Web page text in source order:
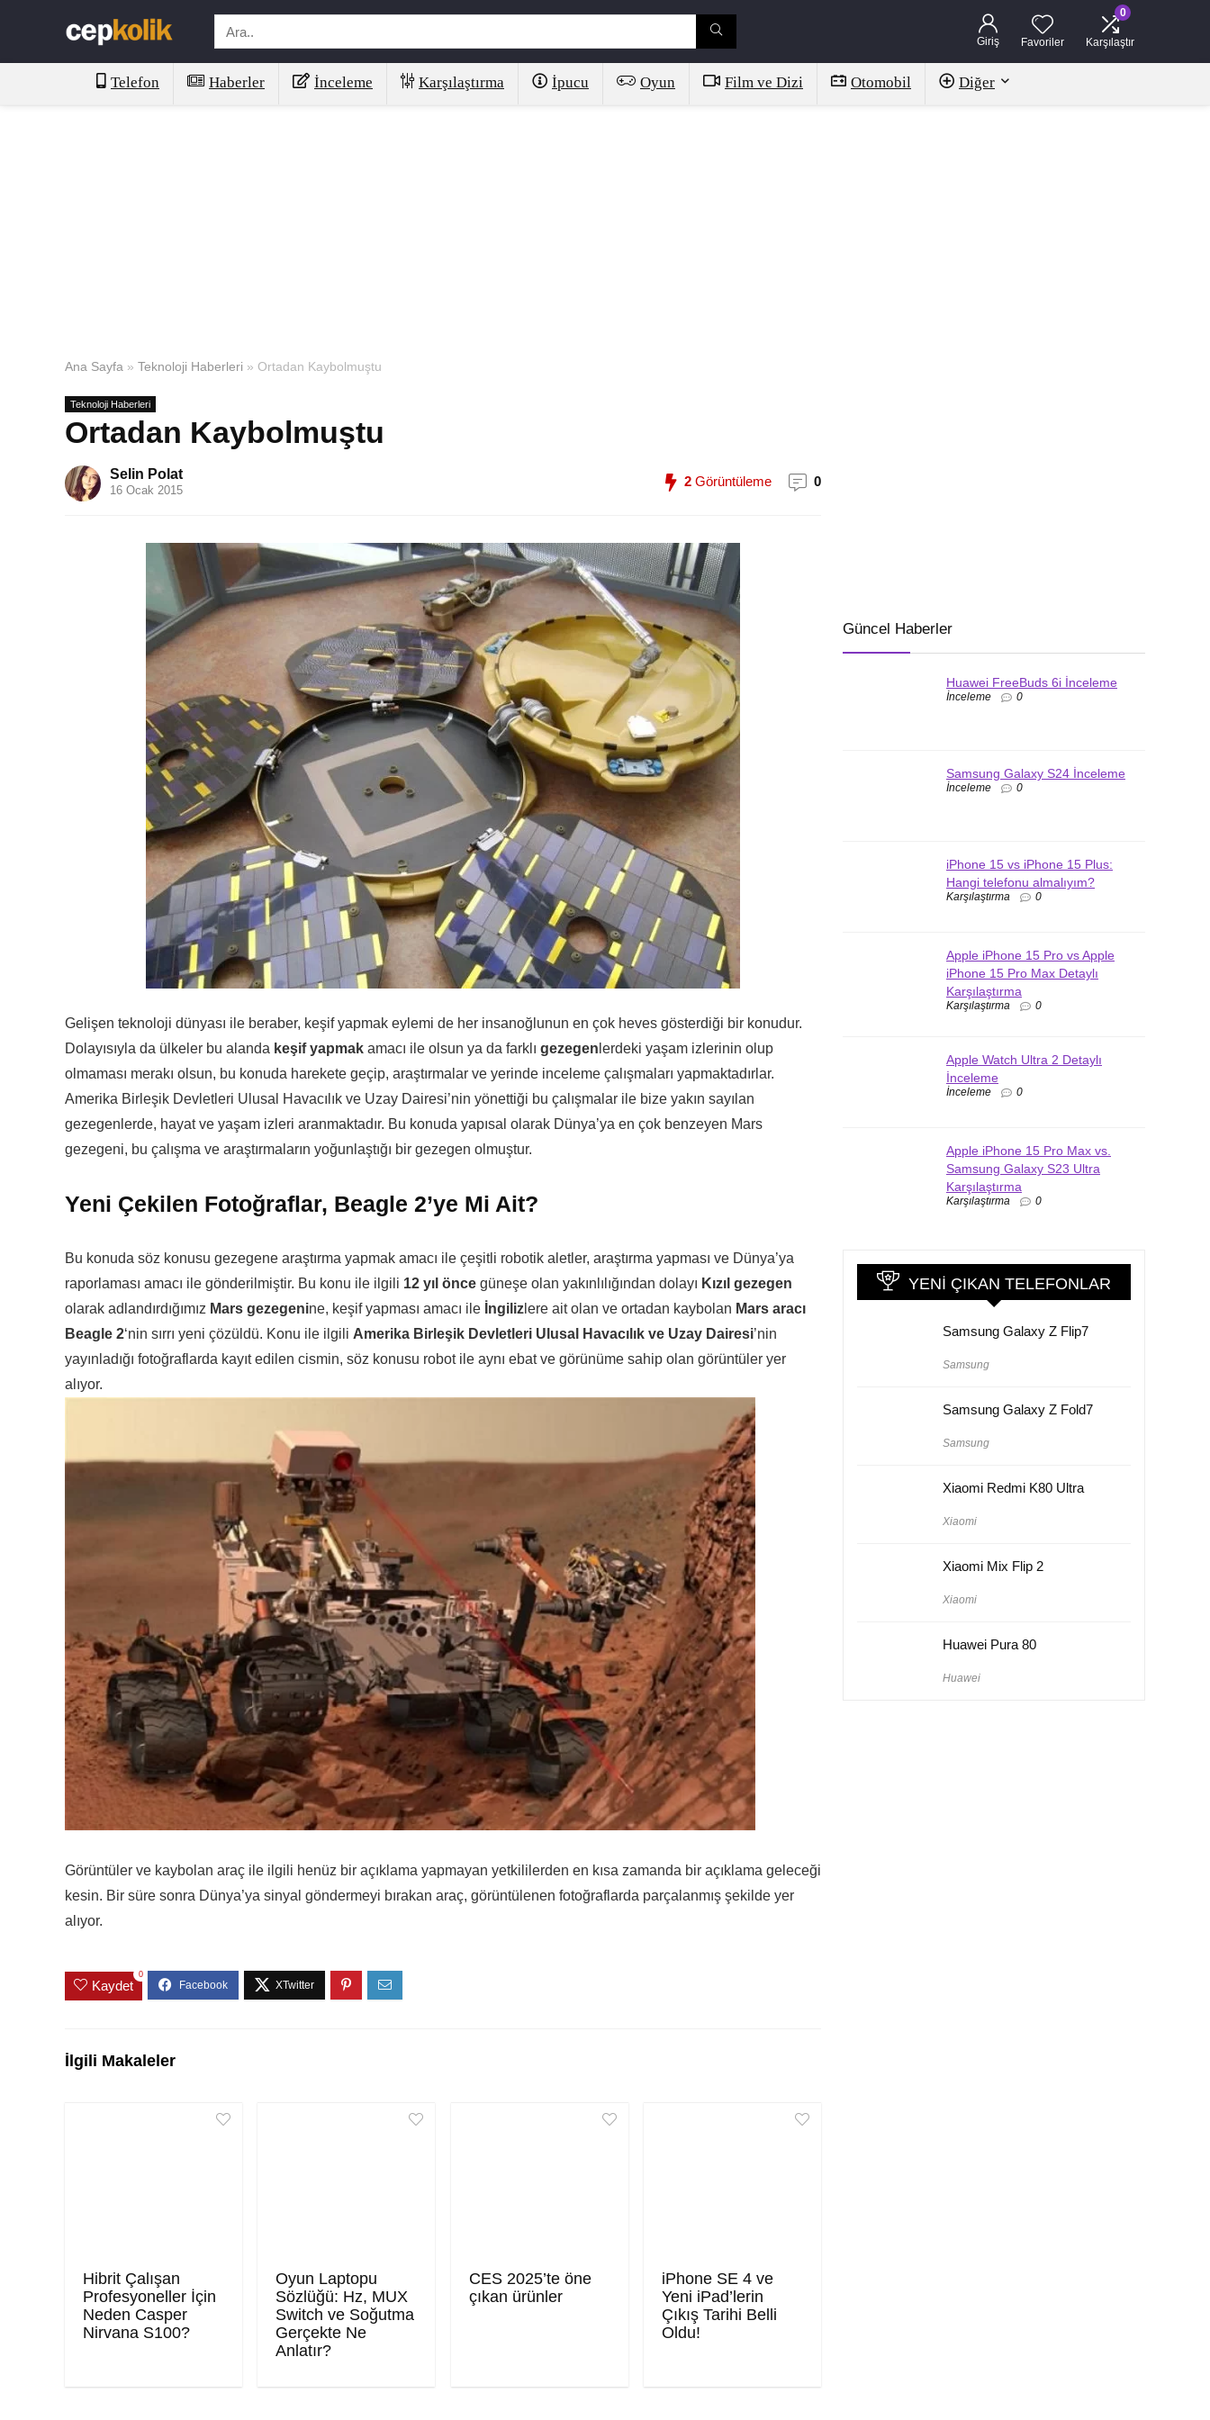
Giriş Favoriler
0
Karşılaştır
Telefon Haberler İnceleme Karşılaştırma İpucu Oyun Film ve Dizi Otomobil Diğer
Ana Sayfa » Teknoloji Haberleri » Ortadan Kaybolmuştu
Teknoloji Haberleri
Ortadan Kaybolmuştu
Selin Polat
16 Ocak 2015
2 Görüntüleme 0
Gelişen teknoloji dünyası ile beraber, keşif yapmak eylemi de her insanoğlunun en çok heves gösterdiği bir konudur.
Dolayısıyla da ülkeler bu alanda keşif yapmak amacı ile olsun ya da farklı gezegen lerdeki yaşam izlerinin olup
olmaması merakı olsun, bu konuda harekete geçip, araştırmalar ve yerinde inceleme çalışmaları yapmaktadırlar.
Amerika Birleşik Devletleri Ulusal Havacılık ve Uzay Dairesi’nin yönettiği bu çalışmalar ile bize yakın sayılan
gezegenlerde, hayat ve yaşam izleri aranmaktadır. Bu konuda yapısal olarak Dünya’ya en çok benzeyen Mars
gezegeni, bu çalışma ve araştırmaların yoğunlaştığı bir gezegen olmuştur.
Yeni Çekilen Fotoğraflar, Beagle 2’ye Mi Ait?
Bu konuda söz konusu gezegene araştırma yapmak amacı ile çeşitli robotik aletler, araştırma yapması ve Dünya’ya
raporlaması amacı ile gönderilmiştir. Bu konu ile ilgili 12 yıl önce güneşe olan yakınlılığından dolayı Kızıl gezegen
olarak adlandırdığımız Mars gezegenine, keşif yapması amacı ile İngiliz lere ait olan ve ortadan kaybolan Mars aracı
Beagle 2‘nin sırrı yeni çözüldü. Konu ile ilgili Amerika Birleşik Devletleri Ulusal Havacılık ve Uzay Dairesi’nin
yayınladığı fotoğraflarda kayıt edilen cismin, söz konusu robot ile aynı ebat ve görünüme sahip olan görüntüler yer
alıyor.
Görüntüler ve kaybolan araç ile ilgili henüz bir açıklama yapmayan yetkililerden en kısa zamanda bir açıklama geleceği
kesin. Bir süre sonra Dünya’ya sinyal göndermeyi bırakan araç, görüntülenen fotoğraflarda parçalanmış şekilde yer
alıyor.
Kaydet
0
İlgili Makaleler
Hibrit Çalışan
Profesyoneller İçin
Neden Casper
Nirvana S100?
Oyun Laptopu
Sözlüğü: Hz, MUX
Switch ve Soğutma
Gerçekte Ne
Anlatır?
CES 2025’te öne
çıkan ürünler
iPhone SE 4 ve
Yeni iPad’lerin
Çıkış Tarihi Belli
Oldu!
Güncel Haberler
Huawei FreeBuds 6i İnceleme
İnceleme 0
Samsung Galaxy S24 İnceleme
İnceleme 0
iPhone 15 vs iPhone 15 Plus:
Hangi telefonu almalıyım?
Karşılaştırma 0
Apple iPhone 15 Pro vs Apple
iPhone 15 Pro Max Detaylı
Karşılaştırma
Karşılaştırma 0
Apple Watch Ultra 2 Detaylı
İnceleme
İnceleme 0
Apple iPhone 15 Pro Max vs.
Samsung Galaxy S23 Ultra
Karşılaştırma
Karşılaştırma 0
YENI ÇIKAN TELEFONLAR
Samsung Galaxy Z Flip7
Samsung
Samsung Galaxy Z Fold7
Samsung
Xiaomi Redmi K80 Ultra
Xiaomi
Xiaomi Mix Flip 2
Xiaomi
Huawei Pura 80
Huawei